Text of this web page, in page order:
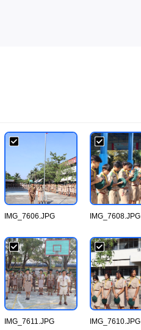
IMG_7606.JPG IMG_7608.JPG
IMG_7611.JPG IMG_7610.JPG